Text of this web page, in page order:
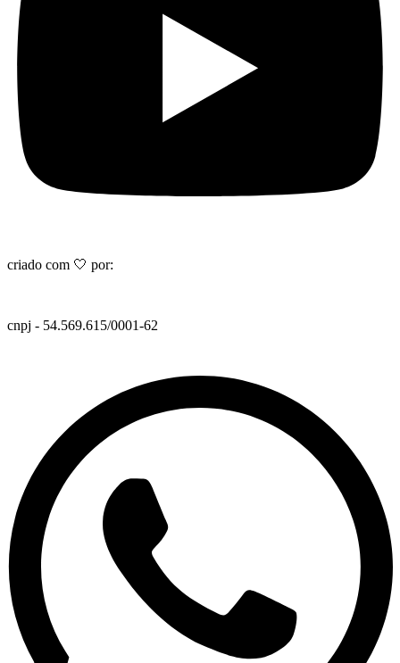
criado com 🤍 por:
cnpj - 54.569.615/0001-62